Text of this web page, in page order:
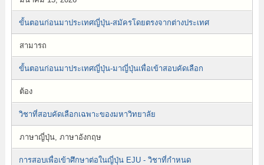
ขั้นตอนก่อนมาประเทศญี่ปุ่น-สมัครโดยตรงจากต่างประเทศ
สามารถ
ขั้นตอนก่อนมาประเทศญี่ปุ่น-มาญี่ปุ่นเพื่อเข้าสอบคัดเลือก
ต้อง
วิชาที่สอบคัดเลือกเฉพาะของมหาวิทยาลัย
ภาษาญี่ปุ่น, ภาษาอังกฤษ
การสอบเพื่อเข้าศึกษาต่อในญี่ปุ่น EJU - วิชาที่กำหนด